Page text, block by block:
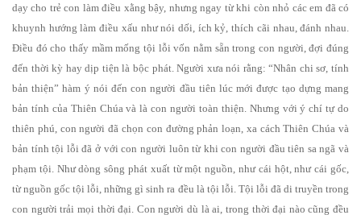
dạy cho trẻ con làm điều xằng bậy, nhưng ngay từ khi còn nhỏ các em đã có
khuynh hướng làm điều xấu như nói dối, ích kỷ, thích cãi nhau, đánh nhau.
Điều đó cho thấy mầm mống tội lỗi vốn nằm sẵn trong con người, đợi đúng
đến thời kỳ hay dịp tiện là bộc phát. Người xưa nói rằng: “Nhân chi sơ, tính
bản thiện” hàm ý nói đến con người đầu tiên lúc mới được tạo dựng mang
bản tính của Thiên Chúa và là con người toàn thiện. Nhưng với ý chí tự do
thiên phú, con người đã chọn con đường phản loạn, xa cách Thiên Chúa và
bản tính tội lỗi đã ở với con người luôn từ khi con người đầu tiên sa ngã và
phạm tội. Như dòng sông phát xuất từ một nguồn, như cái hột, như cái gốc,
từ nguồn gốc tội lỗi, những gì sinh ra đều là tội lỗi. Tội lỗi đã di truyền trong
con người trải mọi thời đại. Con người dù là ai, trong thời đại nào cũng đều